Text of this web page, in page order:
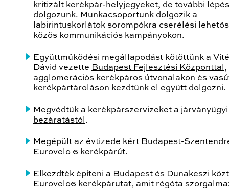
kritizált kerékpár-helyjegyeket, de további
dolgozunk. Munkacsoportunk dolgozik a
labirintuskorlátok sorompókra cserélési
közös kommunikációs kampányokon.
Együttműködési megállapodást kötöttünk a
Dávid vezette Budapest Fejlesztési Központtal ,
agglomerációs kerékpáros útvonalakon és
kerékpártároláson kezdtünk el együtt dolgozni.
Megvédtük a kerékpárszervizeket a járványügyi
bezáratástól .
Megépült az évtizede kért Budapest-
Eurovelo 6 kerékpárút.
Elkezdték építeni a Budapest és Dunakeszi
Eurovelo6 kerékpárutat, amit régóta